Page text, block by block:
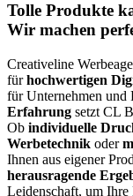
Tolle Produkte
Wir machen
Creativeline
fürhochwertigen
für Unternehmen
Erfahrung setzt CL
Ob individuelle
Werbetechnik oder
Ihnen aus eigener
herausragende
Leidenschaft, um